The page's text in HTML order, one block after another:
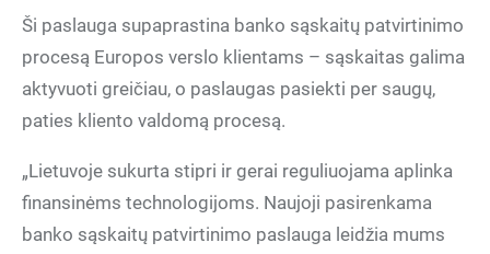
Ši paslauga supaprastina banko sąskaitų patvirtinimo
procesą Europos verslo klientams – sąskaitas galima
aktyvuoti greičiau, o paslaugas pasiekti per saugų,
paties kliento valdomą procesą.
„Lietuvoje sukurta stipri ir gerai reguliuojama aplinka
finansinėms technologijoms. Naujoji pasirenkama
banko sąskaitų patvirtinimo paslauga leidžia mums